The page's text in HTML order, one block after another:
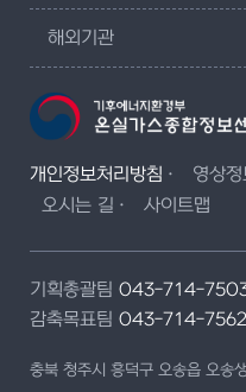
해외기관
개인정보처리방침 영상
오시는 길
사이트맵
기획총괄팀 043-714-
감축목표팀 043-714-7562
충북 청주시 흥덕구 오송읍 오송